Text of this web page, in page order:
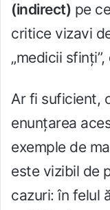
(indirect) pe
critice vizavi
„medicii sfinţi”,
Ar fi suficient,
enunţarea
exemple de
este vizibil de
cazuri: în felul